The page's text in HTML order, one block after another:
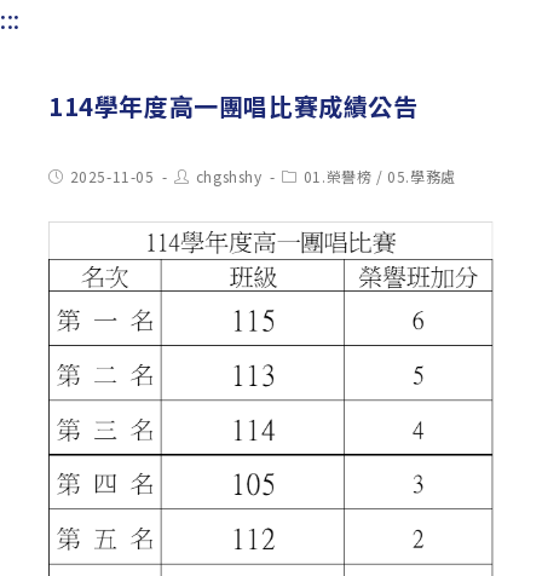
:::
114學年度高一團唱比賽成績公告
Post2025-11-05
Post
author:
chgshshy
Post01.榮譽榜 / 05.學務處